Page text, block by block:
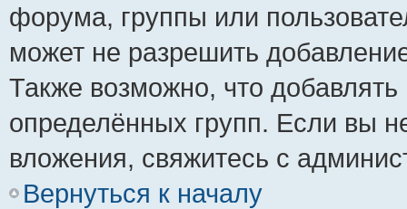
форума, группы или
может не разрешить
Также возможно, что
определённых групп. Если вы
вложения, свяжитесь с
Вернуться к началу